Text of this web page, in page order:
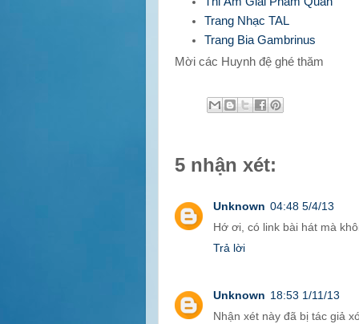
Trang Nhạc TAL
Trang Bia Gambrinus
Mời các Huynh đệ ghé thăm
5 nhận xét:
Unknown 04:48 5/4/13
Hớ ơi, có link bài hát mà
Trả lời
Unknown 18:53 1/11/13
Nhận xét này đã bị tác giả